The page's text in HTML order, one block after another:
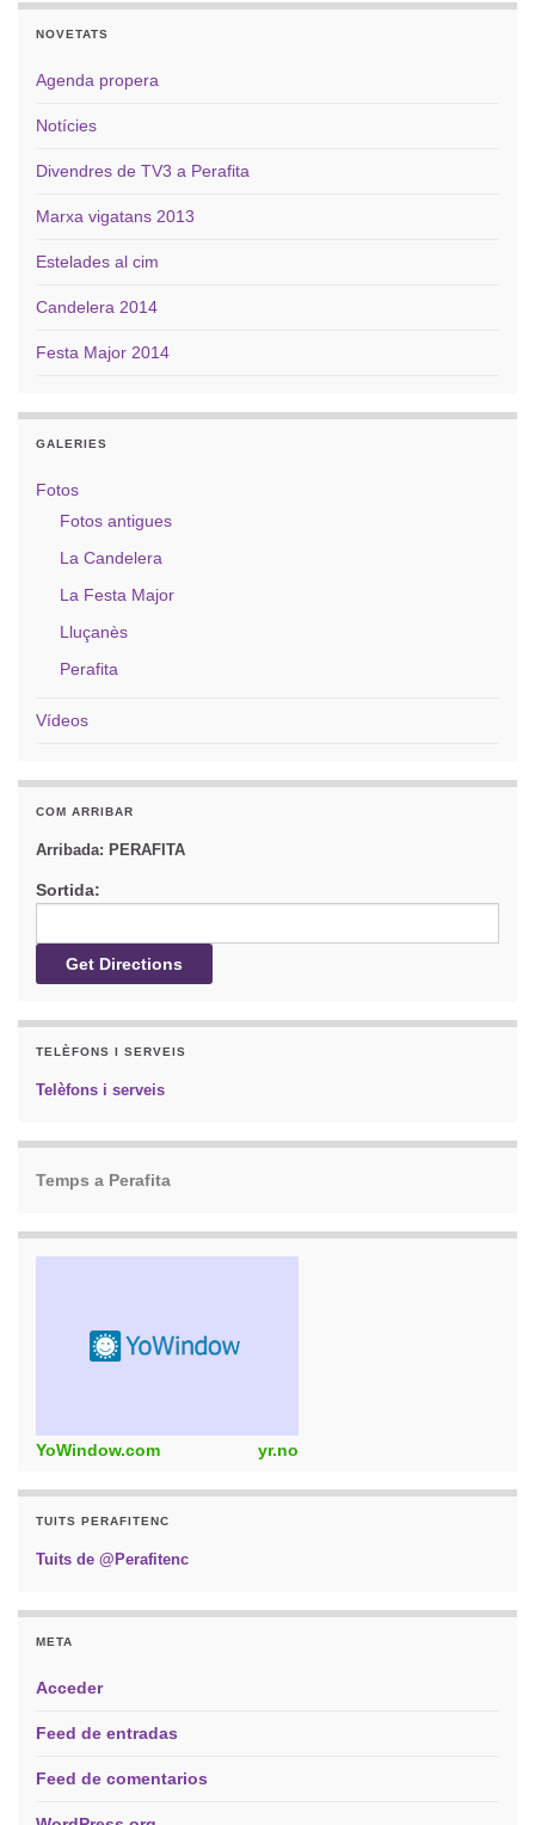
NOVETATS
Agenda propera
Notícies
Divendres de TV3 a Perafita
Marxa vigatans 2013
Estelades al cim
Candelera 2014
Festa Major 2014
GALERIES
Fotos
Fotos antigues
La Candelera
La Festa Major
Lluçanès
Perafita
Vídeos
COM ARRIBAR
Arribada: PERAFITA
Sortida:
TELÈFONS I SERVEIS
Telèfons i serveis
Temps a Perafita
YoWindow.com yr.no
TUITS PERAFITENC
Tuits de @Perafitenc
META
Acceder
Feed de entradas
Feed de comentarios